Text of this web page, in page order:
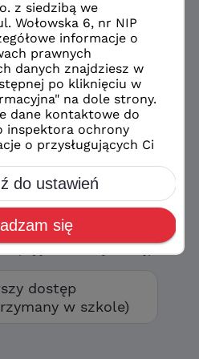
wybrany przez Ciebie
logowania
szkolne
w szkole?Aby utworzyć
opcję „Pierwszy dostęp”
dostęp
w szkole)